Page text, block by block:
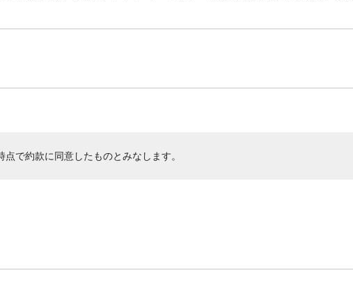
で約款に同意したものとみなします。